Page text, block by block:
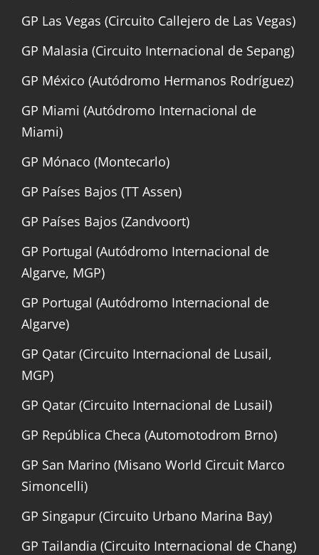
GP Las Vegas (Circuito Callejero de Las Vegas)
GP Malasia (Circuito Internacional de Sepang)
GP México (Autódromo Hermanos Rodríguez)
GP Miami (Autódromo Internacional de
Miami)
GP Mónaco (Montecarlo)
GP Países Bajos (TT Assen)
GP Países Bajos (Zandvoort)
GP Portugal (Autódromo Internacional de
Algarve, MGP)
GP Portugal (Autódromo Internacional de
Algarve)
GP Qatar (Circuito Internacional de Lusail,
MGP)
GP Qatar (Circuito Internacional de Lusail)
GP República Checa (Automotodrom Brno)
GP San Marino (Misano World Circuit Marco
Simoncelli)
GP Singapur (Circuito Urbano Marina Bay)
GP Tailandia (Circuito Internacional de Chang)